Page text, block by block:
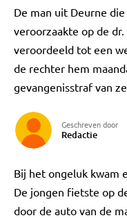
De man uit Deurne
veroorzaakte op de
veroordeeld tot een
de rechter hem
gevangenisstraf van
Geschreven door
Redactie
Bij het ongeluk kwam
De jongen fietste op
door de auto van de